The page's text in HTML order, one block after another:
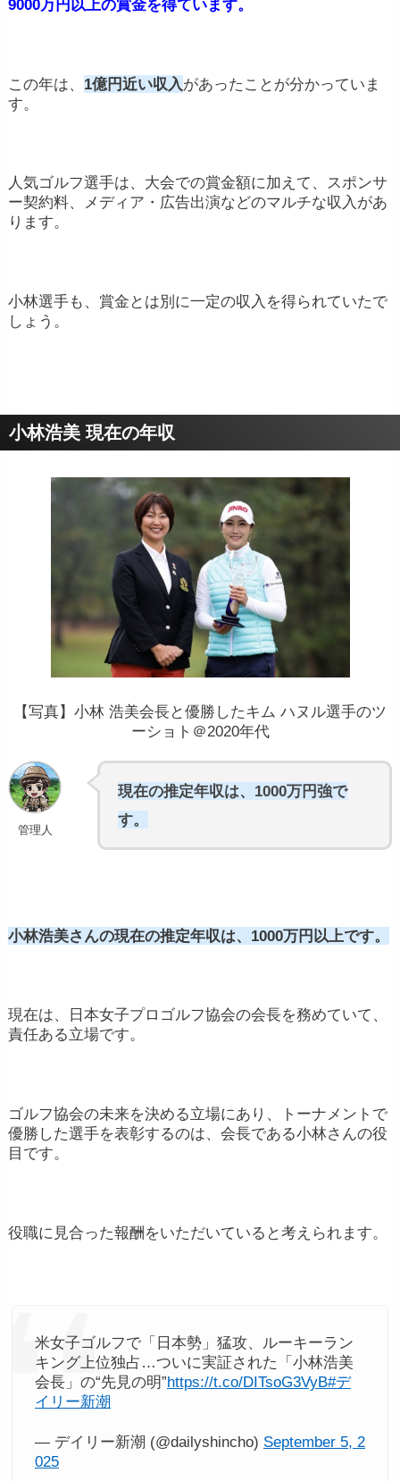
9000万円以上の賞金を得ています。
この年は、 1億円近い収入があったことが分かっていま
す。
人気ゴルフ選手は、大会での賞金額に加えて、スポンサ
ー契約料、メディア・広告出演などのマルチな収入があ
ります。
小林選手も、賞金とは別に一定の収入を得られていたで
しょう。
小林浩美 現在の年収
【写真】小林 浩美会長と優勝したキム ハヌル選手のツ
ーショト＠2020年代
管理人
現在の推定年収は、1000万円強で
す。
小林浩美さんの現在の推定年収は、1000万円以上です。
現在は、日本女子プロゴルフ協会の会長を務めていて、
責任ある立場です。
ゴルフ協会の未来を決める立場にあり、トーナメントで
優勝した選手を表彰するのは、会長である小林さんの役
目です。
役職に見合った報酬をいただいていると考えられます。
米女子ゴルフで「日本勢」猛攻、ルーキーラン
キング上位独占…ついに実証された「小林浩美
会長」の“先見の明”https://t.co/DITsoG3VyB#デ
イリー新潮
— デイリー新潮 (@dailyshincho) September 5, 2
025